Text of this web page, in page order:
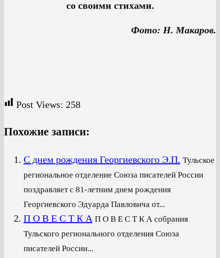
со своими стихами.
Фото: Н. Макаров.
Post Views: 258
Похожие записи:
С днем рождения Георгиевского Э.П. Тульское
региональное отделение Союза писателей России
поздравляет с 81-летним днем рождения
Георгиевского Эдуарда Павловича от...
П О В Е С Т К А П О В Е С Т К А собрания
Тульского регионального отделения Союза
писателей России...